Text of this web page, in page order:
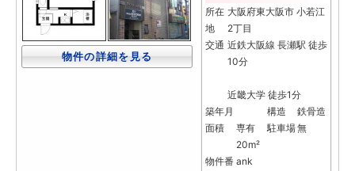
物件の詳細を見る
所在
地
大阪府東大阪市 小若江
2丁目
交通 近鉄大阪線 長瀬駅 徒歩
10分
近畿大学 徒歩1分
築年月
構造
鉄骨造
面積
専有
20m²
駐車場無
物件番 ank